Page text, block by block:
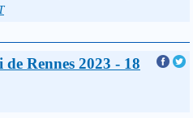
Rennes 2023 - 18